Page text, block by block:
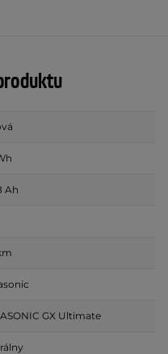
Ah
GX Ultimate